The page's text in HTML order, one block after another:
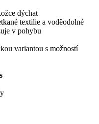
dýchat
textilie a voděodolné
v pohybu
variantou s možností